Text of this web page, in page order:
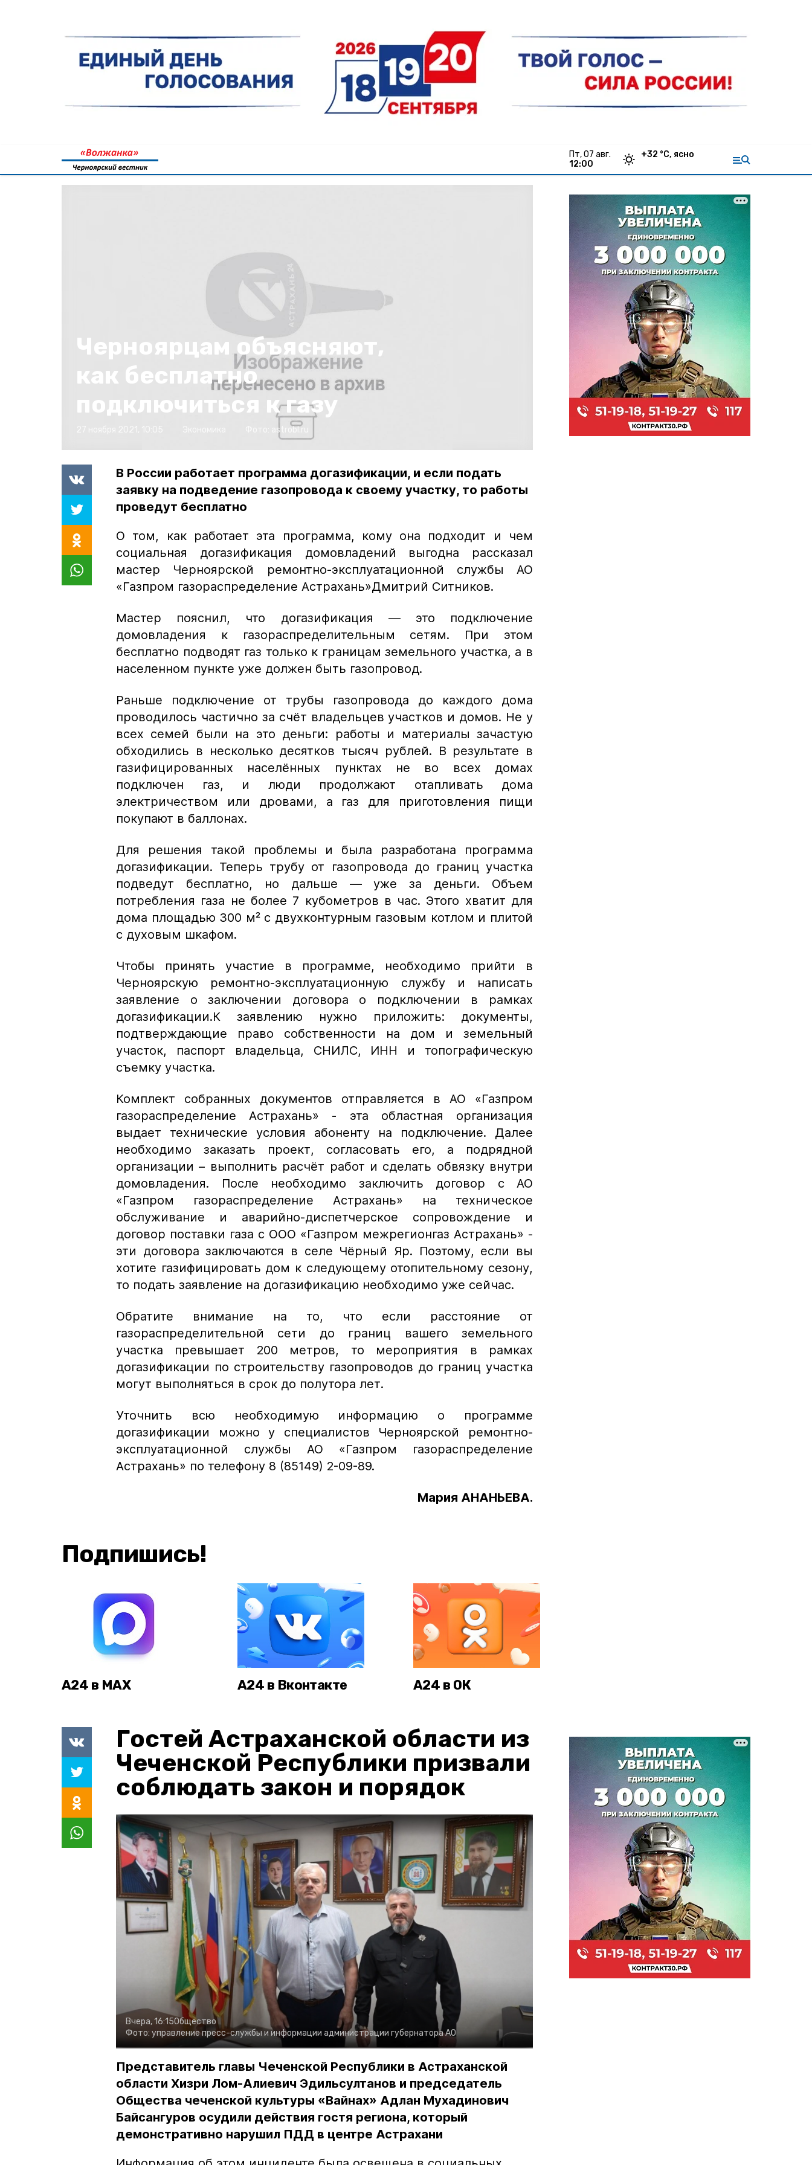
пт, 07 авг.
12:00
+32 °С, ясно
Черноярцам объясняют,
как бесплатно
подключиться к газу
astrobl.ru
В России работает программа догазификации, и если подать
заявку на подведение газопровода к своему участку, то работы
проведут бесплатно
О том, как работает эта программа, кому она подходит и чем
социальная догазификация домовладений выгодна рассказал
мастер Черноярской ремонтно-эксплуатационной службы АО
«Газпром газораспределение Астрахань»Дмитрий Ситников.
Мастер пояснил, что догазификация — это подключение
домовладения к газораспределительным сетям. При этом
бесплатно подводят газ только к границам земельного участка, а в
населенном пункте уже должен быть газопровод.
Раньше подключение от трубы газопровода до каждого дома
проводилось частично за счёт владельцев участков и домов. Не у
всех семей были на это деньги: работы и материалы зачастую
обходились в несколько десятков тысяч рублей. В результате в
газифицированных населённых пунктах не во всех домах
подключен газ, и люди продолжают отапливать дома
электричеством или дровами, а газ для приготовления пищи
покупают в баллонах.
Для решения такой проблемы и была разработана программа
догазификации. Теперь трубу от газопровода до границ участка
подведут бесплатно, но дальше — уже за деньги. Объем
потребления газа не более 7 кубометров в час. Этого хватит для
дома площадью 300 м² с двухконтурным газовым котлом и плитой
с духовым шкафом.
Чтобы принять участие в программе, необходимо прийти в
Черноярскую ремонтно-эксплуатационную службу и написать
заявление о заключении договора о подключении в рамках
догазификации.К заявлению нужно приложить: документы,
подтверждающие право собственности на дом и земельный
участок, паспорт владельца, СНИЛС, ИНН и топографическую
съемку участка.
Комплект собранных документов отправляется в АО «Газпром
газораспределение Астрахань» - эта областная организация
выдает технические условия абоненту на подключение. Далее
необходимо заказать проект, согласовать его, а подрядной
организации – выполнить расчёт работ и сделать обвязку внутри
домовладения. После необходимо заключить договор с АО
«Газпром газораспределение Астрахань» на техническое
обслуживание и аварийно-диспетчерское сопровождение и
договор поставки газа с ООО «Газпром межрегионгаз Астрахань» -
эти договора заключаются в селе Чёрный Яр. Поэтому, если вы
хотите газифицировать дом к следующему отопительному сезону,
то подать заявление на догазификацию необходимо уже сейчас.
Обратите внимание на то, что если расстояние от
газораспределительной сети до границ вашего земельного
участка превышает 200 метров, то мероприятия в рамках
догазификации по строительству газопроводов до границ участка
могут выполняться в срок до полутора лет.
Уточнить всю необходимую информацию о программе
догазификации можно у специалистов Черноярской ремонтно-
эксплуатационной службы АО «Газпром газораспределение
Астрахань» по телефону 8 (85149) 2-09-89.
Мария АНАНЬЕВА.
Подпишись!
А24 в MAX А24 в Вконтакте А24 в ОК
Гостей Астраханской области из
Чеченской Республики призвали
соблюдать закон и порядок
Вчера, 16:15Общество
Фото: управление пресс-службы и информации администрации губернатора АО
Представитель главы Чеченской Республики в Астраханской
области Хизри Лом-Алиевич Эдильсултанов и председатель
Общества чеченской культуры «Вайнах» Адлан Мухадинович
Байсангуров осудили действия гостя региона, который
демонстративно нарушил ПДД в центре Астрахани